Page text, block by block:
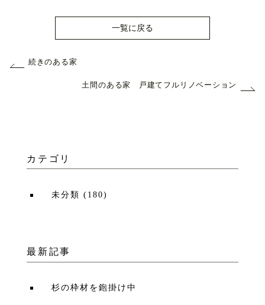
一覧に戻る
続きのある家
土間のある家 戸建てフルリノベーション
カテゴリ
未分類 ( 180)
最新記事
杉の枠材を鉋掛け中